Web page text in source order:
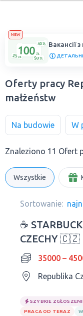
NEW
Вакансії
Oferty pracy
małżeństw
Na budowie W
Znaleziono 11 Ofert
Wszystkie
Sortowanie:
☕
CZECHY 🇨🇿
35000 –
Republika
SZYBKIE
PRACA OD TERAZ